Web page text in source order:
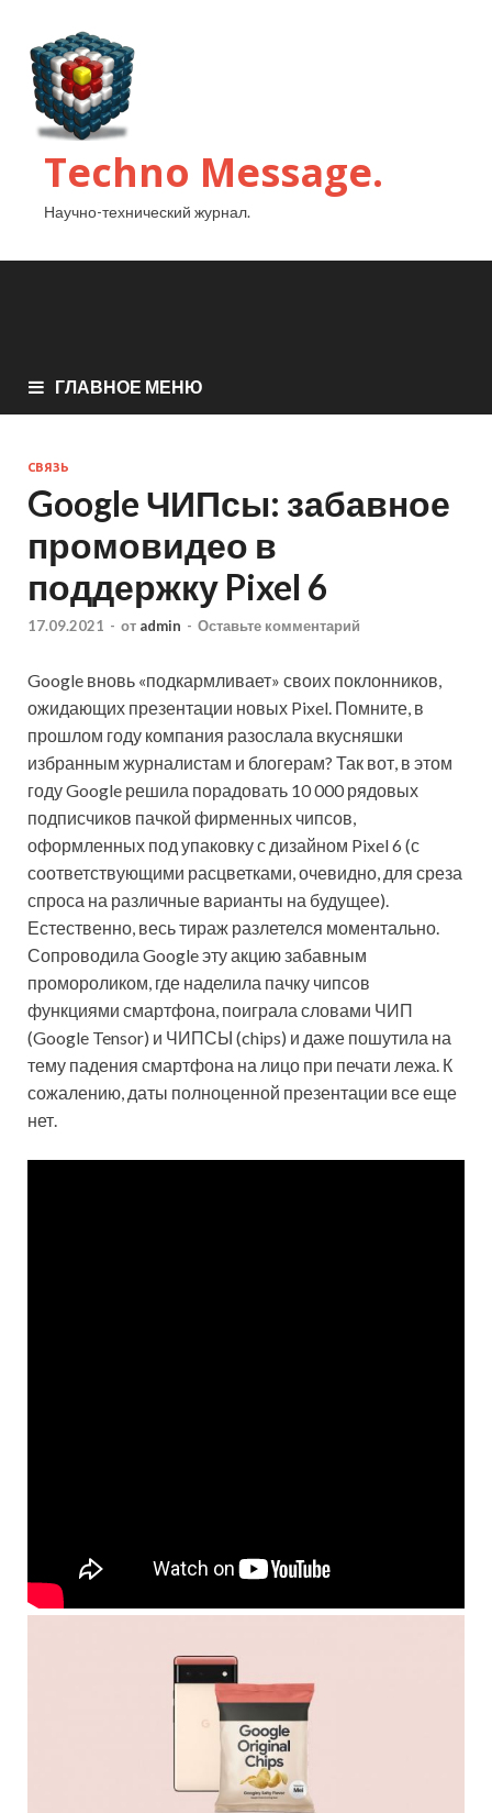
Techno Message.
Научно-технический журнал.
ГЛАВНОЕ МЕНЮ
СВЯЗЬ
Google ЧИПсы: забавное
промовидео в
поддержку Pixel 6
17.09.2021 - от admin - Оставьте комментарий
Google вновь «подкармливает» своих поклонников,
ожидающих презентации новых Pixel. Помните, в
прошлом году компания разослала вкусняшки
избранным журналистам и блогерам? Так вот, в этом
году Google решила порадовать 10 000 рядовых
подписчиков пачкой фирменных чипсов,
оформленных под упаковку с дизайном Pixel 6 (с
соответствующими расцветками, очевидно, для среза
спроса на различные варианты на будущее).
Естественно, весь тираж разлетелся моментально.
Сопроводила Google эту акцию забавным
промороликом, где наделила пачку чипсов
функциями смартфона, поиграла словами ЧИП
(Google Tensor) и ЧИПСЫ (chips) и даже пошутила на
тему падения смартфона на лицо при печати лежа. К
сожалению, даты полноценной презентации все еще
нет.